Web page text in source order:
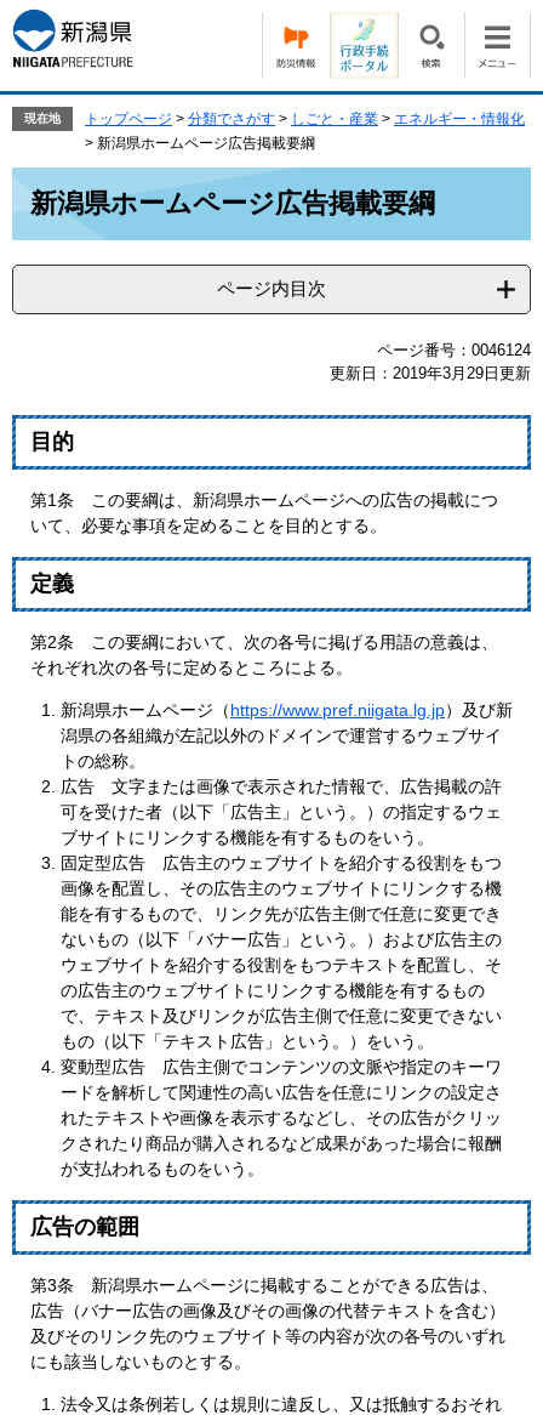
ー
ジ
の
で
す。
ニ
ュ
ー
ば
本
文
現在地 トップページ > 分類でさがす > しごと・産業 > エネルギー・情報化
> 新潟県ホームページ広告掲載要綱
新潟県ホームページ広告掲載要綱
ページ内目次
ページ番号：0046124
更新日：2019年3月29日更新
目的
第1条 この要綱は、新潟県ホームページへの広告の掲載につ
いて、必要な事項を定めることを目的とする。
定義
第2条 この要綱において、次の各号に掲げる用語の意義は、
それぞれ次の各号に定めるところによる。
新潟県ホームページ（https://www.pref.niigata.lg.jp）及び新
潟県の各組織が左記以外のドメインで運営するウェブサイ
トの総称。
広告 文字または画像で表示された情報で、広告掲載の許
可を受けた者（以下「広告主」という。）の指定するウェ
ブサイトにリンクする機能を有するものをいう。
固定型広告 広告主のウェブサイトを紹介する役割をもつ
画像を配置し、その広告主のウェブサイトにリンクする機
能を有するもので、リンク先が広告主側で任意に変更でき
ないもの（以下「バナー広告」という。）および広告主の
ウェブサイトを紹介する役割をもつテキストを配置し、そ
の広告主のウェブサイトにリンクする機能を有するもの
で、テキスト及びリンクが広告主側で任意に変更できない
もの（以下「テキスト広告」という。）をいう。
変動型広告 広告主側でコンテンツの文脈や指定のキーワ
ードを解析して関連性の高い広告を任意にリンクの設定さ
れたテキストや画像を表示するなどし、その広告がクリッ
クされたり商品が購入されるなど成果があった場合に報酬
が支払われるものをいう。
広告の範囲
第3条 新潟県ホームページに掲載することができる広告は、
広告（バナー広告の画像及びその画像の代替テキストを含む）
及びそのリンク先のウェブサイト等の内容が次の各号のいずれ
にも該当しないものとする。
法令又は条例若しくは規則に違反し、又は抵触するおそれ